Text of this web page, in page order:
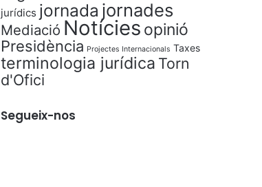
jurídics jornada jornades
Mediació Notícies opinió
Presidència Projectes Internacionals Taxes
terminologia jurídica Torn
d'Ofici
Segueix-nos